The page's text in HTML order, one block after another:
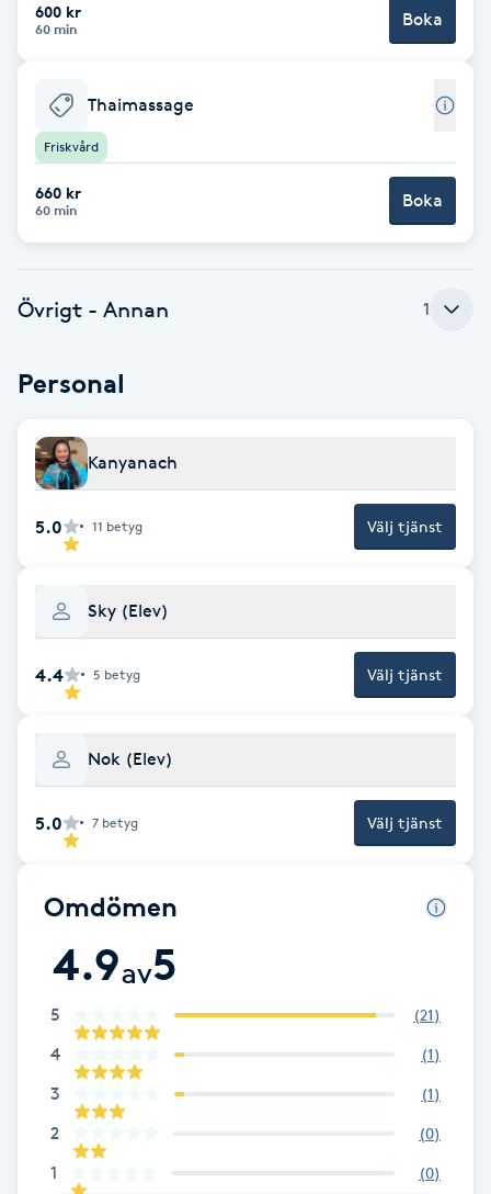
Enzympeeling
Extensions borttagning
Eyeliner-tatuering
F
Face framing
Fettreducering
Fibromassage
Fillers
Fotmassage
Fotsvamp
Fotvård
Fransar
Fransborttagning
Fransfärgning
Fransförlängning
Fransförlängning Megavolym
Fransförlängning Volym
600 kr
60 min Boka
Thaimassage
Friskvård
660 kr
60 min Boka
Övrigt - Annan 1
Personal
Kanyanach
5.0 11 betyg Välj tjänst
Sky (Elev)
4.4 5 betyg Välj tjänst
Nok (Elev)
5.0 7 betyg Välj tjänst
Omdömen
4.9av5
5 (21)
4 (1)
3 (1)
2 (0)
1 (0)